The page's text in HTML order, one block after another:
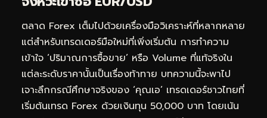
ตลาด Forex เต็มไปด้วยเครื่องมือวิเคราะห์ที่หลากหลาย
แต่สำหรับเทรดเดอร์มือใหม่ที่เพิ่งเริ่มต้น การทำความ
เข้าใจ ‘ปริมาณการซื้อขาย’ หรือ Volume ที่แท้จริงใน
แต่ละระดับราคานั้นเป็นเรื่องท้าทาย บทความนี้จะพาไป
เจาะลึกกรณีศึกษาจริงของ ‘คุณเอ’ เทรดเดอร์ชาวไทยที่
เริ่มต้นเทรด Forex ด้วยเงินทุน 50,000 บาท โดยเน้น